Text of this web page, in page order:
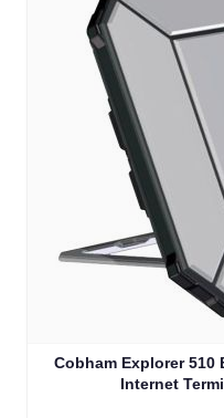
Cobham Explorer 510
Internet